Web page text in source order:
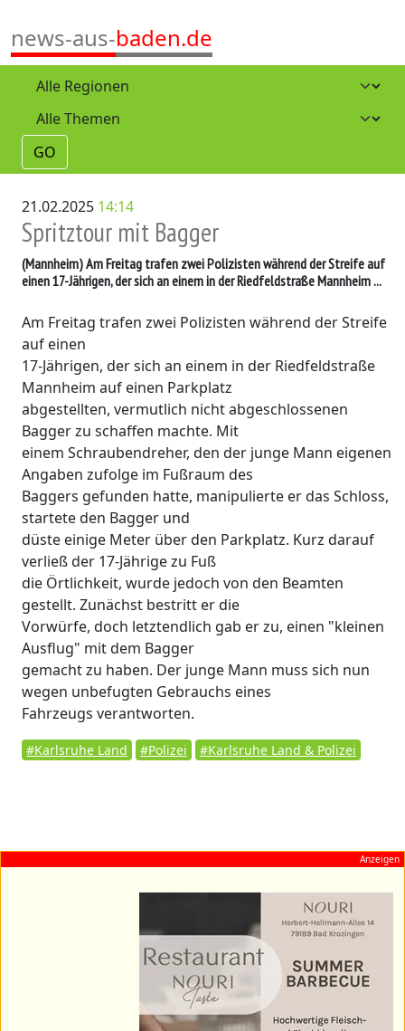
news-aus-baden.de
GO
21.02.2025 14:14
Spritztour mit Bagger
(Mannheim)Am Freitag trafen zwei Polizisten während der Streife auf
einen 17-Jährigen, der sich an einem in der Riedfeldstraße Mannheim ...
Am Freitag trafen zwei Polizisten während der Streife
auf einen
17-Jährigen, der sich an einem in der Riedfeldstraße
Mannheim auf einen Parkplatz
abgestellten, vermutlich nicht abgeschlossenen
Bagger zu schaffen machte. Mit
einem Schraubendreher, den der junge Mann eigenen
Angaben zufolge im Fußraum des
Baggers gefunden hatte, manipulierte er das Schloss,
startete den Bagger und
düste einige Meter über den Parkplatz. Kurz darauf
verließ der 17-Jährige zu Fuß
die Örtlichkeit, wurde jedoch von den Beamten
gestellt. Zunächst bestritt er die
Vorwürfe, doch letztendlich gab er zu, einen "kleinen
Ausflug" mit dem Bagger
gemacht zu haben. Der junge Mann muss sich nun
wegen unbefugten Gebrauchs eines
Fahrzeugs verantworten.
#Karlsruhe Land #Polizei #Karlsruhe Land & Polizei
Anzeigen